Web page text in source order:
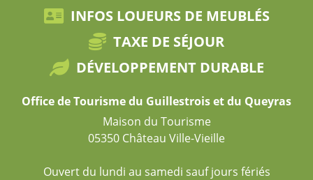
INFOS LOUEURS DE MEUBLÉS
TAXE DE SÉJOUR
DÉVELOPPEMENT DURABLE
Office de Tourisme du Guillestrois et du Queyras
Maison du Tourisme
05350 Château Ville-Vieille
Ouvert du lundi au samedi sauf jours fériés